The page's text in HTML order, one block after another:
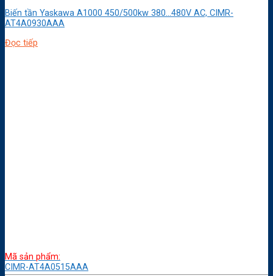
Biến tần Yaskawa A1000 450/500kw 380…480V AC, CIMR-
AT4A0930AAA
Đọc tiếp
Mã sản phẩm:
CIMR-AT4A0515AAA